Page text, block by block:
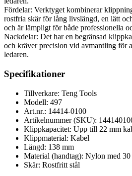
Fördelar: Verktyget kombinerar
rostfria skär för lång livslängd, en lätt
och är lämpligt för både professionella
Nackdelar: Det har en begränsad
och kräver precision vid avmantling för
ledaren.
Specifikationer
Tillverkare: Teng Tools
Modell: 497
Art.nr.: 14414-0100
Artikelnummer (SKU):
Klippkapacitet: Upp till 22 mm
Klippmaterial: Kabel
Längd: 138 mm
Material (handtag): Nylon med
Skär: Rostfritt stål